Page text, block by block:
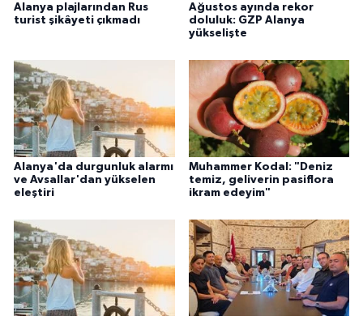
Alanya plajlarından Rus
turist şikâyeti çıkmadı
Ağustos ayında rekor
doluluk: GZP Alanya
yükselişte
Alanya'da durgunluk alarmı
ve Avsallar'dan yükselen
eleştiri
Muhammer Kodal: "Deniz
temiz, geliverin pasiflora
ikram edeyim"